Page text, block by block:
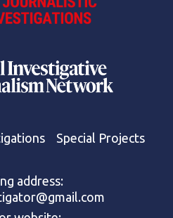
Special Projects
address: